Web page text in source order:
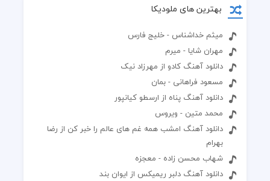
بهترین های ملودیکا
میثم خداشناس - خلیج فارس
مهران شایا - میرم
دانلود آهنگ کادو از مهرزاد نیک
مسعود فراهانی - بمان
دانلود آهنگ پناه از ارسطو کیانپور
محمد متین - ویروس
دانلود آهنگ امشب همه غم های عالم را خبر کن از رضا
بهرام
شهاب محسن زاده - معجزه
دانلود آهنگ دلبر ریمیکس از ایوان بند